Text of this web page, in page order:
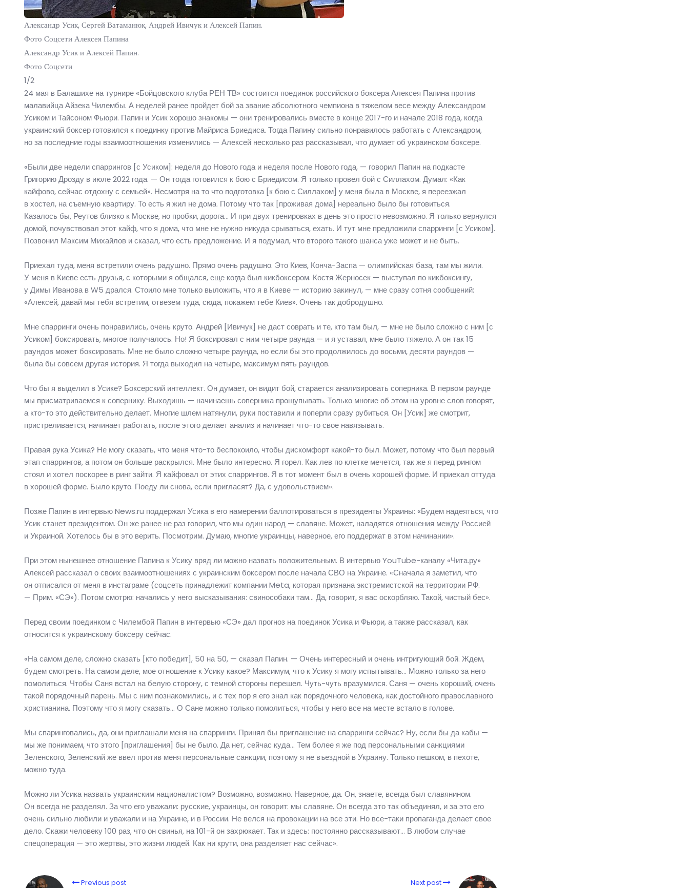
Александр Усик, Сергей Ватаманюк, Андрей Ивичук и Алексей Папин.
Фото Соцсети Алексея Папина
Александр Усик и Алексей Папин.
Фото Соцсети
1/2
24 мая в Балашихе на турнире «Бойцовского клуба РЕН ТВ» состоится поединок российского боксера Алексея Папина против
малавийца Айзека Чилембы. А неделей ранее пройдет бой за звание абсолютного чемпиона в тяжелом весе между Александром
Усиком и Тайсоном Фьюри. Папин и Усик хорошо знакомы — они тренировались вместе в конце 2017-го и начале 2018 года, когда
украинский боксер готовился к поединку против Майриса Бриедиса. Тогда Папину сильно понравилось работать с Александром,
но за последние годы взаимоотношения изменились — Алексей несколько раз рассказывал, что думает об украинском боксере.
«Были две недели спаррингов [с Усиком]: неделя до Нового года и неделя после Нового года, — говорил Папин на подкасте
Григорию Дрозду в июле 2022 года. — Он тогда готовился к бою с Бриедисом. Я только провел бой с Силлахом. Думал: «Как
кайфово, сейчас отдохну с семьей». Несмотря на то что подготовка [к бою с Силлахом] у меня была в Москве, я переезжал
в хостел, на съемную квартиру. То есть я жил не дома. Потому что так [проживая дома] нереально было бы готовиться.
Казалось бы, Реутов близко к Москве, но пробки, дорога… И при двух тренировках в день это просто невозможно. Я только вернулся
домой, почувствовал этот кайф, что я дома, что мне не нужно никуда срываться, ехать. И тут мне предложили спарринги [с Усиком].
Позвонил Максим Михайлов и сказал, что есть предложение. И я подумал, что второго такого шанса уже может и не быть.
Приехал туда, меня встретили очень радушно. Прямо очень радушно. Это Киев, Конча-Заспа — олимпийская база, там мы жили.
У меня в Киеве есть друзья, с которыми я общался, еще когда был кикбоксером. Костя Жерносек — выступал по кикбоксингу,
у Димы Иванова в W5 дрался. Стоило мне только выложить, что я в Киеве — историю закинул, — мне сразу сотня сообщений:
«Алексей, давай мы тебя встретим, отвезем туда, сюда, покажем тебе Киев». Очень так добродушно.
Мне спарринги очень понравились, очень круто. Андрей [Ивичук] не даст соврать и те, кто там был, — мне не было сложно с ним [с
Усиком] боксировать, многое получалось. Но! Я боксировал с ним четыре раунда — и я уставал, мне было тяжело. А он так 15
раундов может боксировать. Мне не было сложно четыре раунда, но если бы это продолжилось до восьми, десяти раундов —
была бы совсем другая история. Я тогда выходил на четыре, максимум пять раундов.
Что бы я выделил в Усике? Боксерский интеллект. Он думает, он видит бой, старается анализировать соперника. В первом раунде
мы присматриваемся к сопернику. Выходишь — начинаешь соперника прощупывать. Только многие об этом на уровне слов говорят,
а кто-то это действительно делает. Многие шлем натянули, руки поставили и поперли сразу рубиться. Он [Усик] же смотрит,
пристреливается, начинает работать, после этого делает анализ и начинает что-то свое навязывать.
Правая рука Усика? Не могу сказать, что меня что-то беспокоило, чтобы дискомфорт какой-то был. Может, потому что был первый
этап спаррингов, а потом он больше раскрылся. Мне было интересно. Я горел. Как лев по клетке мечется, так же я перед рингом
стоял и хотел поскорее в ринг зайти. Я кайфовал от этих спаррингов. Я в тот момент был в очень хорошей форме. И приехал оттуда
в хорошей форме. Было круто. Поеду ли снова, если пригласят? Да, с удовольствием».
Позже Папин в интервью News.ru поддержал Усика в его намерении баллотироваться в президенты Украины: «Будем надеяться, что
Усик станет президентом. Он же ранее не раз говорил, что мы один народ — славяне. Может, наладятся отношения между Россией
и Украиной. Хотелось бы в это верить. Посмотрим. Думаю, многие украинцы, наверное, его поддержат в этом начинании».
При этом нынешнее отношение Папина к Усику вряд ли можно назвать положительным. В интервью YouTube-каналу «Чита.ру»
Алексей рассказал о своих взаимоотношениях с украинским боксером после начала СВО на Украине. «Сначала я заметил, что
он отписался от меня в инстаграме (соцсеть принадлежит компании Meta, которая признана экстремистской на территории РФ.
— Прим. «СЭ»). Потом смотрю: начались у него высказывания: свинособаки там… Да, говорит, я вас оскорбляю. Такой, чистый бес».
Перед своим поединком с Чилембой Папин в интервью «СЭ» дал прогноз на поединок Усика и Фьюри, а также рассказал, как
относится к украинскому боксеру сейчас.
«На самом деле, сложно сказать [кто победит], 50 на 50, — сказал Папин. — Очень интересный и очень интригующий бой. Ждем,
будем смотреть. На самом деле, мое отношение к Усику какое? Максимум, что к Усику я могу испытывать… Можно только за него
помолиться. Чтобы Саня встал на белую сторону, с темной стороны перешел. Чуть-чуть вразумился. Саня — очень хороший, очень
такой порядочный парень. Мы с ним познакомились, и с тех пор я его знал как порядочного человека, как достойного православного
христианина. Поэтому что я могу сказать… О Сане можно только помолиться, чтобы у него все на месте встало в голове.
Мы спаринговались, да, они приглашали меня на спарринги. Принял бы приглашение на спарринги сейчас? Ну, если бы да кабы —
мы же понимаем, что этого [приглашения] бы не было. Да нет, сейчас куда… Тем более я же под персональными санкциями
Зеленского, Зеленский же ввел против меня персональные санкции, поэтому я не въездной в Украину. Только пешком, в пехоте,
можно туда.
Можно ли Усика назвать украинским националистом? Возможно, возможно. Наверное, да. Он, знаете, всегда был славянином.
Он всегда не разделял. За что его уважали: русские, украинцы, он говорит: мы славяне. Он всегда это так объединял, и за это его
очень сильно любили и уважали и на Украине, и в России. Не велся на провокации на все эти. Но все-таки пропаганда делает свое
дело. Скажи человеку 100 раз, что он свинья, на 101-й он захрюкает. Так и здесь: постоянно рассказывают… В любом случае
спецоперация — это жертвы, это жизни людей. Как ни крути, она разделяет нас сейчас».
Previous post Next post